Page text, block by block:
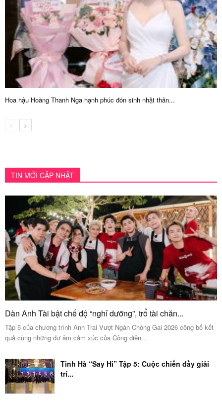
Hoa hậu Hoàng Thanh Nga hạnh phúc đón sinh nhật thân...
TIN MỚI CẬP NHẬT
Dàn Anh Tài bật chế độ “nghỉ dưỡng”, trổ tài chăn...
Tập 5 của chương trình Anh Trai Vượt Ngàn Chông Gai 2026 công bố kết
quả cùng những dư âm cảm xúc của Công diễn...
Tinh Hà “Say Hi” Tập 5: Cuộc chiến đầy giải
trí...